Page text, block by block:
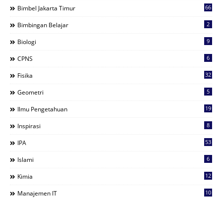
Bimbel Jakarta Timur 66
Bimbingan Belajar 2
Biologi 9
CPNS 6
Fisika 32
Geometri 5
Ilmu Pengetahuan 19
Inspirasi 8
IPA 53
Islami 6
Kimia 12
Manajemen IT 10